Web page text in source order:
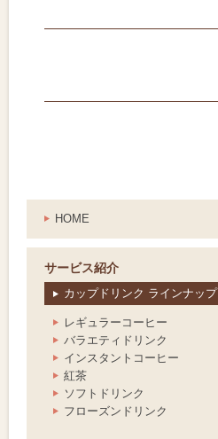
HOME
サービス紹介
カップドリンク ラインナップ
レギュラーコーヒー
バラエティドリンク
インスタントコーヒー
紅茶
ソフトドリンク
フローズンドリンク